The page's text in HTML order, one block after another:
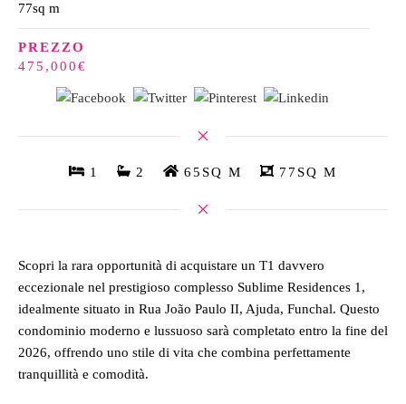
77sq m
PREZZO
475,000€
1 2 65SQ M 77SQ M
Scopri la rara opportunità di acquistare un T1 davvero
eccezionale nel prestigioso complesso Sublime Residences 1,
idealmente situato in Rua João Paulo II, Ajuda, Funchal. Questo
condominio moderno e lussuoso sarà completato entro la fine del
2026, offrendo uno stile di vita che combina perfettamente
tranquillità e comodità.